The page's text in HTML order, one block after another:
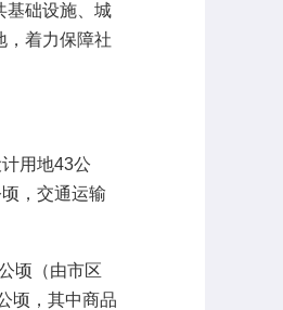
基础设施、城
，着力保障社
用地43公
，交通运输
顷（由市区
顷，其中商品